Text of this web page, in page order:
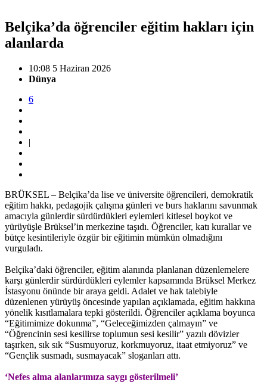
Belçika’da öğrenciler eğitim hakları için
alanlarda
10:08 5 Haziran 2026
Dünya
6
|
BRÜKSEL – Belçika’da lise ve üniversite öğrencileri, demokratik
eğitim hakkı, pedagojik çalışma günleri ve burs haklarını savunmak
amacıyla günlerdir sürdürdükleri eylemleri kitlesel boykot ve
yürüyüşle Brüksel’in merkezine taşıdı. Öğrenciler, katı kurallar ve
bütçe kesintileriyle özgür bir eğitimin mümkün olmadığını
vurguladı.
Belçika’daki öğrenciler, eğitim alanında planlanan düzenlemelere
karşı günlerdir sürdürdükleri eylemler kapsamında Brüksel Merkez
İstasyonu önünde bir araya geldi. Adalet ve hak talebiyle
düzenlenen yürüyüş öncesinde yapılan açıklamada, eğitim hakkına
yönelik kısıtlamalara tepki gösterildi. Öğrenciler açıklama boyunca
“Eğitimimize dokunma”, “Geleceğimizden çalmayın” ve
“Öğrencinin sesi kesilirse toplumun sesi kesilir” yazılı dövizler
taşırken, sık sık “Susmuyoruz, korkmuyoruz, itaat etmiyoruz” ve
“Gençlik susmadı, susmayacak” sloganları attı.
‘Nefes alma alanlarımıza saygı gösterilmeli’